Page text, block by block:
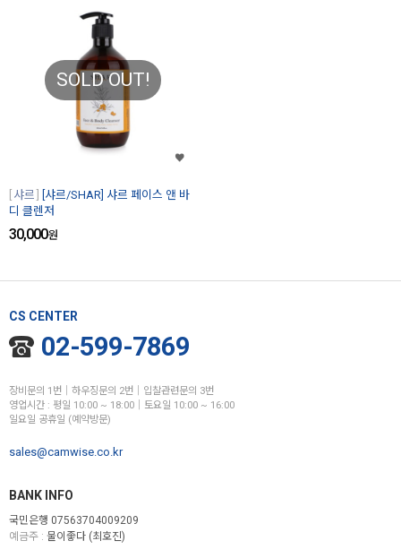
SOLD OUT!
샤르
[샤르/SHAR] 샤르 페이스 앤 바
디 클렌저
30,000원
CS CENTER
02-599-7869
장비문의 1번│하우징문의 2번│입찰관련문의 3번
영업시간 : 평일 10:00 ~ 18:00│토요일 10:00 ~ 16:00
일요일 공휴일 (예약방문)
sales@camwise.co.kr
BANK INFO
국민은행 07563704009209
예금주 : 물이좋다 (최호진)